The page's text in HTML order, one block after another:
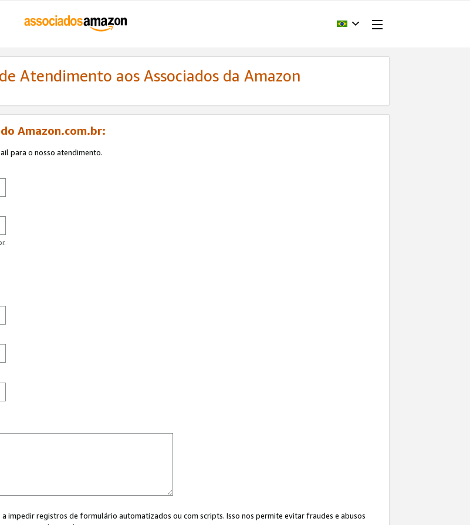
Atendimento aos Associados da Amazon
Amazon.com.br:
para o nosso atendimento.
a impedir registros de formulário automatizados ou com scripts. Isso nos permite evitar fraudes e abusos